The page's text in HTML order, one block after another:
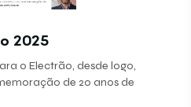
2025
o Electrão, desde logo,
de 20 anos de